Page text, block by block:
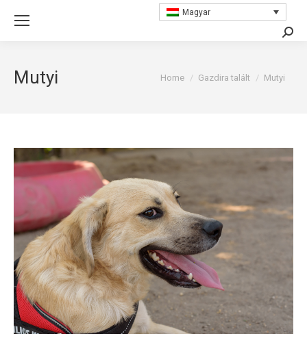
Magyar
Mutyi You are here:
Home Gazdira talált Mutyi